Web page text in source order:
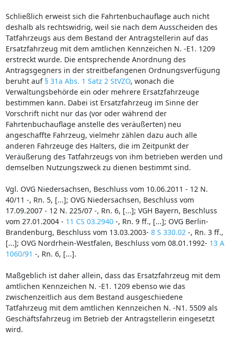
Schließlich erweist sich die Fahrtenbuchauflage auch nicht
deshalb als rechtswidrig, weil sie nach dem Ausscheiden des
Tatfahrzeugs aus dem Bestand der Antragstellerin auf das
Ersatzfahrzeug mit dem amtlichen Kennzeichen N. -E1. 1209
erstreckt wurde. Die entsprechende Anordnung des
Antragsgegners in der streitbefangenen Ordnungsverfügung
beruht auf § 31a Abs. 1 Satz 2 StVZO, wonach die
Verwaltungsbehörde ein oder mehrere Ersatzfahrzeuge
bestimmen kann. Dabei ist Ersatzfahrzeug im Sinne der
Vorschrift nicht nur das (vor oder während der
Fahrtenbuchauflage anstelle des veräußerten) neu
angeschaffte Fahrzeug, vielmehr zählen dazu auch alle
anderen Fahrzeuge des Halters, die im Zeitpunkt der
Veräußerung des Tatfahrzeugs von ihm betrieben werden und
demselben Nutzungszweck zu dienen bestimmt sind.
Vgl. OVG Niedersachsen, Beschluss vom 10.06.2011 - 12 N.
40/11 -, Rn. 5, [...]; OVG Niedersachsen, Beschluss vom
17.09.2007 - 12 N. 225/07 -, Rn. 6, [...]; VGH Bayern, Beschluss
vom 27.01.2004 - 11 CS 03.2940-, Rn. 9 ff., [...]; OVG Berlin-
Brandenburg, Beschluss vom 13.03.2003- 8 S 330.02 -, Rn. 3 ff.,
[...]; OVG Nordrhein-Westfalen, Beschluss vom 08.01.1992- 13 A
1060/91 -, Rn. 6, [...].
Maßgeblich ist daher allein, dass das Ersatzfahrzeug mit dem
amtlichen Kennzeichen N. -E1. 1209 ebenso wie das
zwischenzeitlich aus dem Bestand ausgeschiedene
Tatfahrzeug mit dem amtlichen Kennzeichen N. -N1. 5509 als
Geschäftsfahrzeug im Betrieb der Antragstellerin eingesetzt
wird.